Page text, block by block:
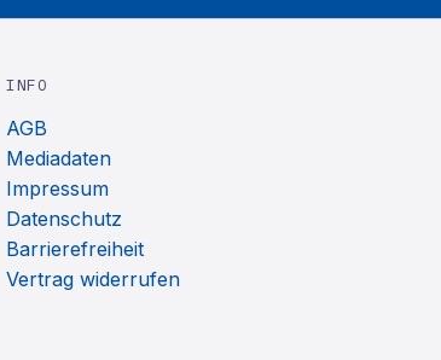
INFO
AGB
Mediadaten
Impressum
Datenschutz
Barrierefreiheit
Vertrag widerrufen